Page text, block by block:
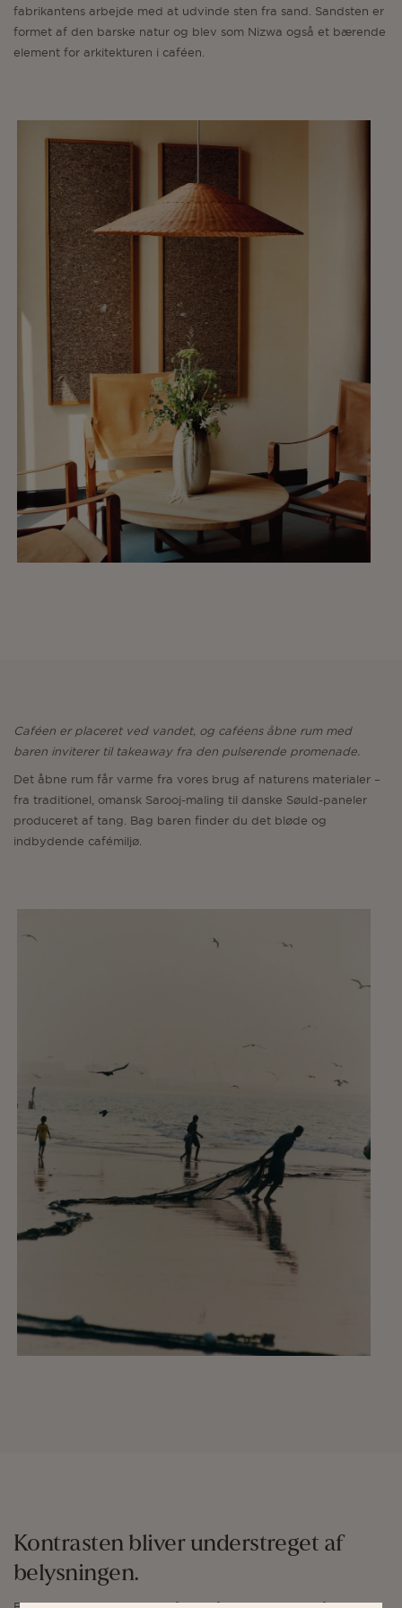
fabrikantens arbejde med at udvinde sten fra sand. Sandsten er
formet af den barske natur og blev som Nizwa også et bærende
element for arkitekturen i caféen.
Caféen er placeret ved vandet, og caféens åbne rum med
baren inviterer til takeaway fra den pulserende promenade.
Det åbne rum får varme fra vores brug af naturens materialer –
fra traditionel, omansk Sarooj-maling til danske Søuld-paneler
produceret af tang. Bag baren finder du det bløde og
indbydende cafémiljø.
Kontrasten bliver understreget af
belysningen.